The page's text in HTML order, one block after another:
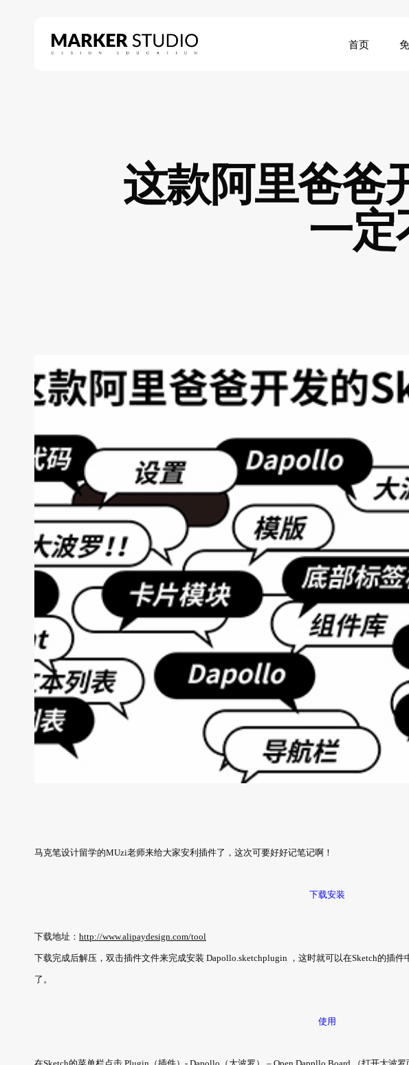
首页
这款阿里爸
一定
马克笔设计留学的MUzi老师来给大家安利插件了，这次可要好好记笔记啊！
下载安装
下载地址： http://www.alipaydesign.com/tool
下载完成后解压，双击插件文件来完成安装 Dapollo.sketchplugin ，这时就可以在Sketch的插
了。
使用